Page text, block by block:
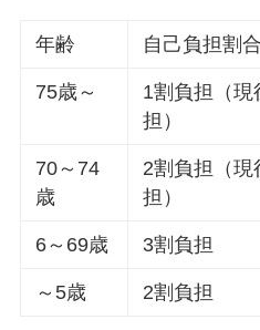
年齢 自己負担割合
75歳～
1割負担（現
担）
70～74
歳
2割負担（現
担）
6～69歳 3割負担
～5歳 2割負担